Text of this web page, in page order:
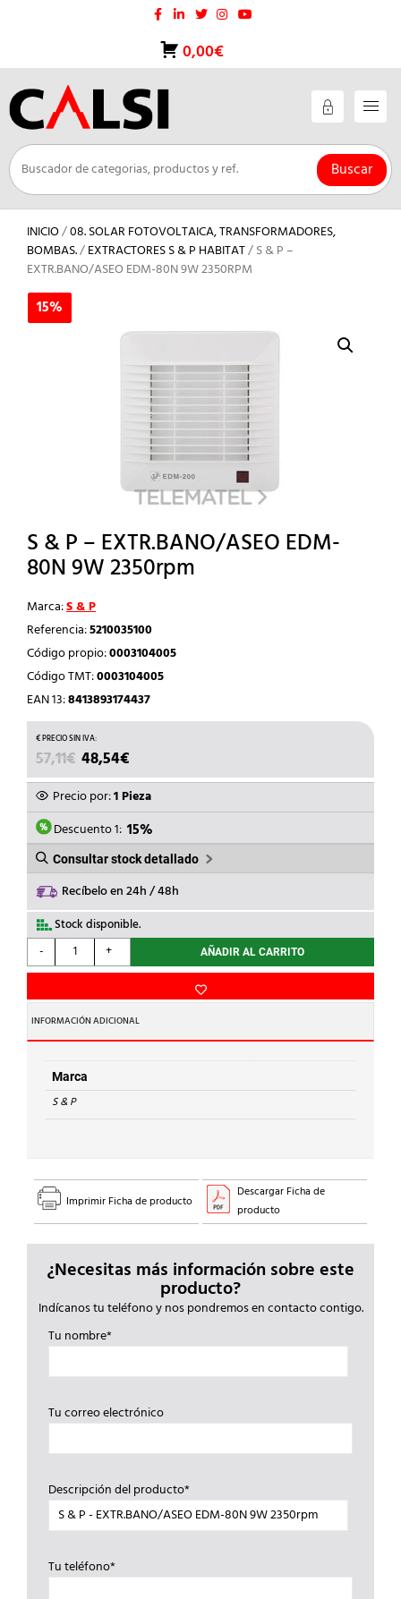
0,00€
Buscar
INICIO/08. SOLAR FOTOVOLTAICA, TRANSFORMADORES,
BOMBAS./EXTRACTORES S & P HABITAT/ S & P –
EXTR.BANO/ASEO EDM-80N 9W 2350RPM
15%
S & P – EXTR.BANO/ASEO EDM-
80N 9W 2350rpm
Marca:S & P
Referencia:5210035100
Código propio:0003104005
Código TMT:0003104005
EAN 13:8413893174437
57,11€ EL
PRECIO
ORIGINAL
ERA:
57,11€.
48,54€
PRECIO
ACTUAL
ES:
48,54€.
Precio por:1 Pieza
Descuento 1: 15%
Consultar stock detallado
Recíbelo en 24h / 48h
Stock disponible.
-
&
-
EXTR.BANO/ASEO
EDM-
80N
9W
2350rpm
cantidad
+ AÑADIR AL CARRITO
INFORMACIÓN ADICIONAL
Marca
S & P
15%
Imprimir Ficha de producto
Descargar Ficha de
producto
¿Necesitas más información sobre este
producto?
Indícanos tu teléfono y nos pondremos en contacto contigo.
Tu nombre*
Tu correo electrónico
Descripción del producto*
Tu teléfono*